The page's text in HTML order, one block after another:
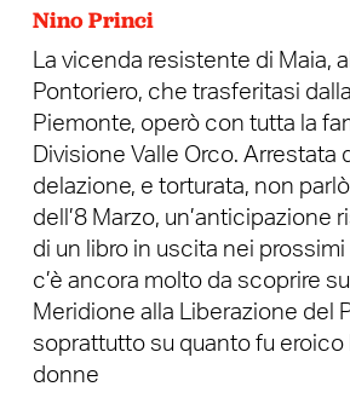
Nino Princi
La vicenda resistente di Maia,
Pontoriero, che trasferitasi
Piemonte, operò con tutta la
Divisione Valle Orco. Arrestata
delazione, e torturata, non
dell’8 Marzo, un’anticipazione
di un libro in uscita nei
c’è ancora molto da scoprire
Meridione alla Liberazione del
soprattutto su quanto fu eroico
donne